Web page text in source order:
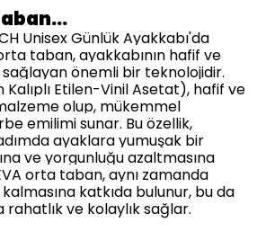
Unisex Günlük Ayakkabı'da
taban, ayakkabının hafif ve
sağlayan önemli bir teknolojidir.
Kalıplı Etilen-Vinil Asetat), hafif ve
olup, mükemmel
emilimi sunar. Bu özellik,
ayaklara yumuşak bir
ve yorgunluğu azaltmasına
orta taban, aynı zamanda
katkıda bulunur, bu da
rahatlık ve kolaylık sağlar.